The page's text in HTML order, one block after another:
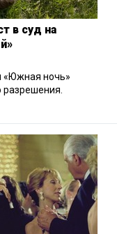
в суд на
«Южная ночь»
разрешения.